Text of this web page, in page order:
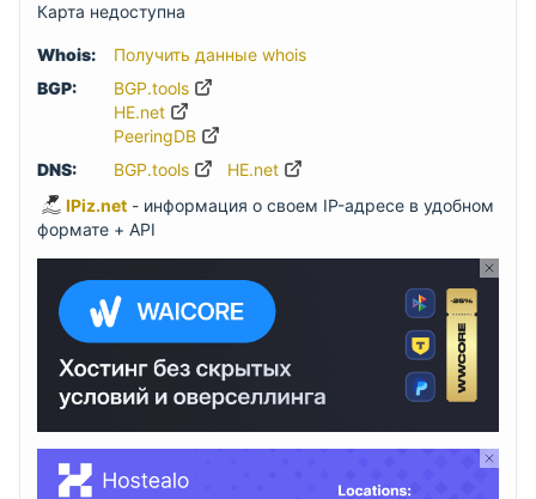
Карта недоступна
Whois:
Получить данные whois
BGP:
BGP.tools
HE.net
PeeringDB
DNS:
BGP.tools
HE.net
IPiz.net - информация о своем IP-адресе в удобном
формате + API